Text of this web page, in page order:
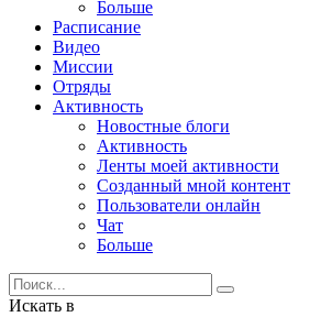
Больше
Расписание
Видео
Миссии
Отряды
Активность
Новостные блоги
Активность
Ленты моей активности
Созданный мной контент
Пользователи онлайн
Чат
Больше
Искать в